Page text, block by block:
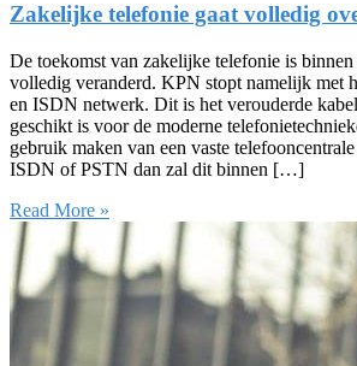
Zakelijke telefonie gaat volledig
De toekomst van zakelijke telefonie is
volledig veranderd. KPN stopt namelijk met
en ISDN netwerk. Dit is het verouderde
geschikt is voor de moderne
gebruik maken van een vaste
ISDN of PSTN dan zal dit binnen […]
Read More »